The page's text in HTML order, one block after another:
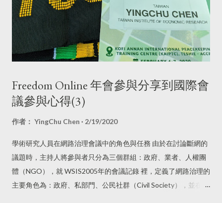
要去處理這些行政問題（因為他們可能不是行政人員）。
Freedom Online 年會參與分享到國際會
議參與心得(3)
作者： YingChu Chen 2/19/2020
學術研究人員在網路治理會議中的角色與任務 由於在討論斷網的
議題時，主持人將參與者只分為三個群組：政府、業者、人權團
體（NGO），就 WSIS2005年的會議記錄 裡，定義了網路治理的
主要角色為：政府、私部門、公民社群（Civil Society），並在該